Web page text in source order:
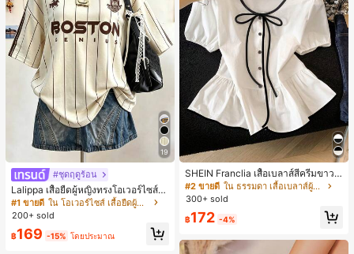
19
#ชุดฤดูร้อน
Lalippa เสื้อยืดผู้หญิงทรงโอเวอร์ไซส์ค
วามยาวกลาง คอกลม ไหล่ตก ลายพิมพ์
ตัวอักษรและลายทางแนวตั้ง สไตล์แฟชั่
นมินิมอล ของขวัญให้เพื่อน
#1 ขายดี
ใน โอเวอร์ไซส์ เสื้อยืดผู้หญิง
200+ sold
฿169 -15% โดยประมาณ
SHEIN Franclia เสื้อเบลาส์สีครีมขาวนุ่
มนวล เอวรูด, แต่งขอบตัดกัน + โบว์ผูก,
แขนพอง จับคู่กับกระโปรงชายระบาย,
กวัน
#2 ขายดี
ใน ธรรมดา เสื้อเบลาส์ผู้หญิง
300+ sold
฿172 -4%